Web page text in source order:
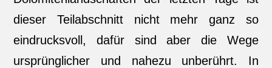
dieser Teilabschnitt nicht mehr ganz so
eindrucksvoll, dafür sind aber die Wege
ursprünglicher und nahezu unberührt. In